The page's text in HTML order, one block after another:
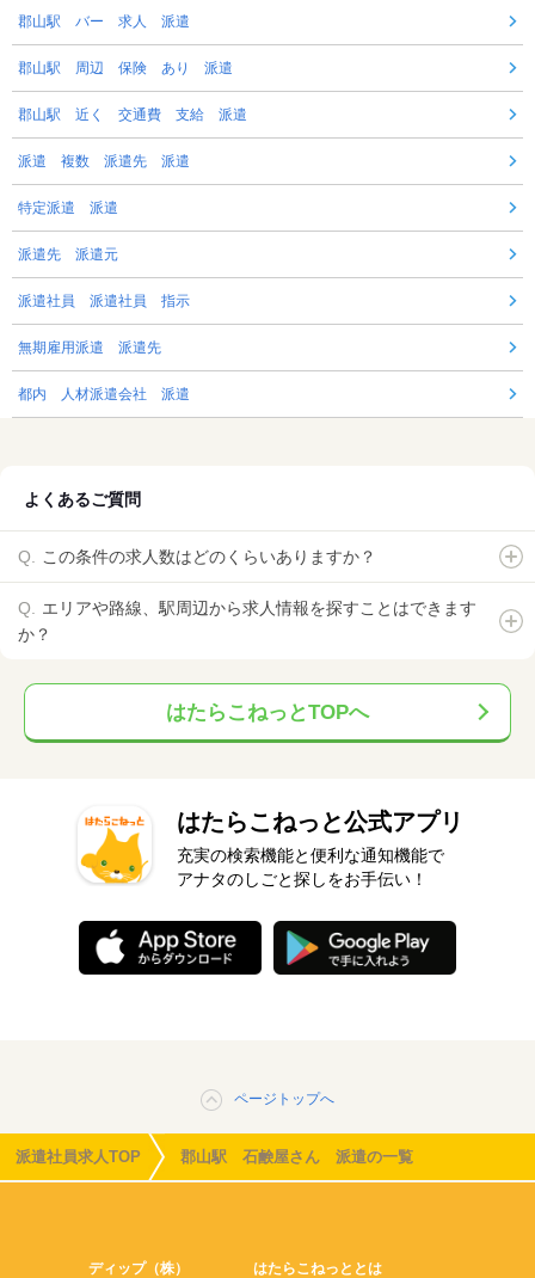
郡山駅 バー 求人 派遣
郡山駅 周辺 保険 あり 派遣
郡山駅 近く 交通費 支給 派遣
派遣 複数 派遣先 派遣
特定派遣 派遣
派遣先 派遣元
派遣社員 派遣社員 指示
無期雇用派遣 派遣先
都内 人材派遣会社 派遣
よくあるご質問
この条件の求人数はどのくらいありますか？
エリアや路線、駅周辺から求人情報を探すことはできます
か？
はたらこねっとTOPへ
はたらこねっと公式アプリ
充実の検索機能と便利な通知機能で
アナタのしごと探しをお手伝い！
ページトップへ
派遣社員求人TOP 郡山駅 石鹸屋さん 派遣の一覧
ディップ（株） はたらこねっととは